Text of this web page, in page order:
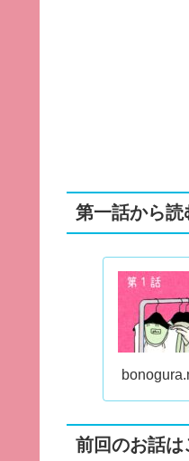
第一話から読
前回のお話は